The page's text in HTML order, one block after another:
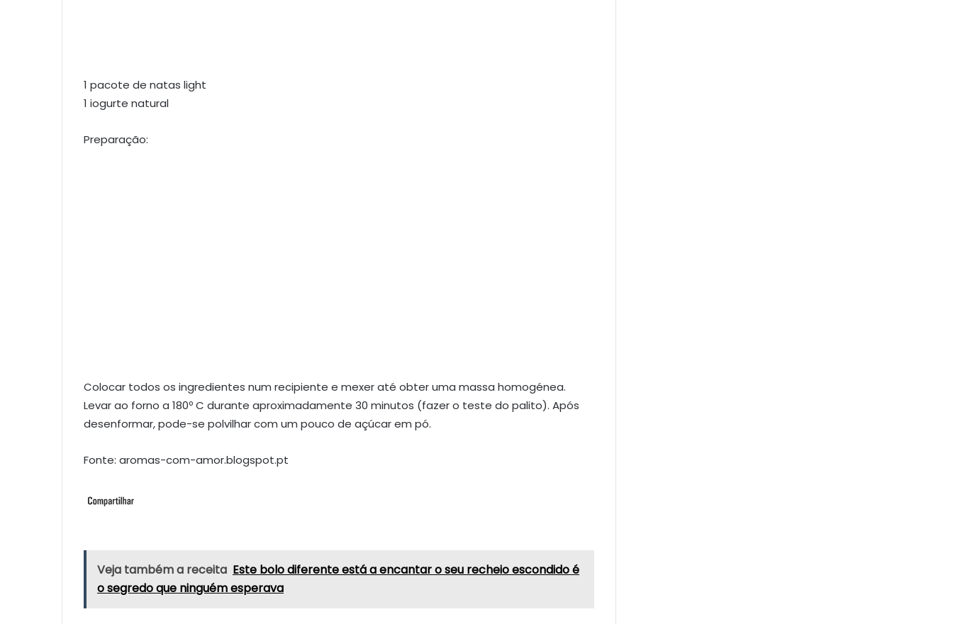
1 pacote de natas light
1 iogurte natural
Preparação:
Colocar todos os ingredientes num recipiente e mexer até obter uma massa homogénea.
Levar ao forno a 180º C durante aproximadamente 30 minutos (fazer o teste do palito). Após
desenformar, pode-se polvilhar com um pouco de açúcar em pó.
Fonte: aromas-com-amor.blogspot.pt
Veja também a receita Este bolo diferente está a encantar o seu recheio escondido é
o segredo que ninguém esperava